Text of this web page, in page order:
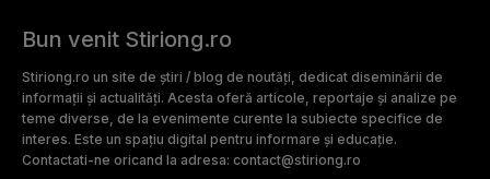
Bun venit Stiriong.ro
Stiriong.ro un site de știri / blog de noutăți, dedicat diseminării de
informații și actualități. Acesta oferă articole, reportaje și analize pe
teme diverse, de la evenimente curente la subiecte specifice de
interes. Este un spațiu digital pentru informare și educație.
Contactati-ne oricand la adresa: contact@stiriong.ro